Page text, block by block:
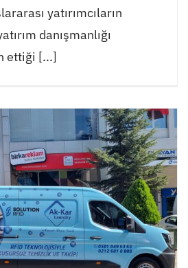
yatırımcıların
danışmanlığı
ettiği [...]